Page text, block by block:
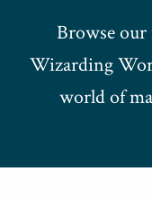
Browse our
Wizarding
world of